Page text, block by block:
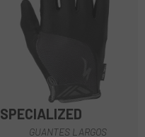
SPECIALIZED
GUANTES LARGOS